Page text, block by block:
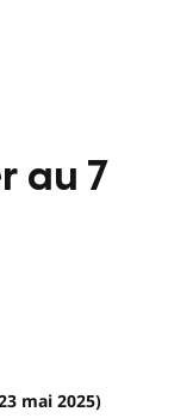
au 7
mai 2025)